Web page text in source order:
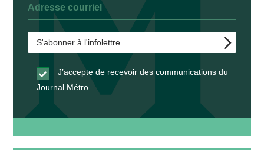
J’accepte de recevoir des communications du
Journal Métro